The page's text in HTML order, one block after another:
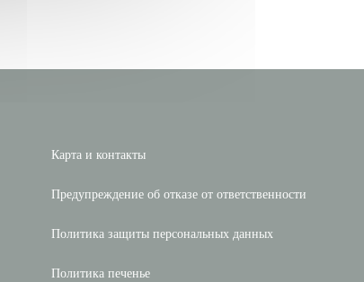
Карта и контакты
Предупреждение об отказе от ответственности
Политика защиты персональных данных
Политика печенье